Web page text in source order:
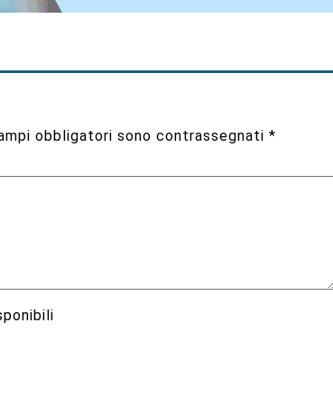
obbligatori sono contrassegnati*